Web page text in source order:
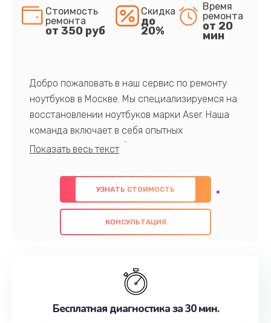
Стоимость
ремонта
от 350 руб
Скидка
до
20%
Время
ремонта
от 20
мин
Добро пожаловать в наш сервис по ремонту
ноутбуков в Москве. Мы специализируемся на
восстановлении ноутбуков марки Aser. Наша
команда включает в себя опытных
профессионалов с обширными знаниями и
предлагаем быстрый и качественный ремонт с
использованием оригинальных компонентов, а
также гарантируем качество всех
проведенных работ. Наша цель - предоставить
наилучшим образом. Не медлите записаться на
УЗНАТЬ СТОИМОСТЬ
КОНСУЛЬТАЦИЯ
Бесплатная диагностика за 30 мин.